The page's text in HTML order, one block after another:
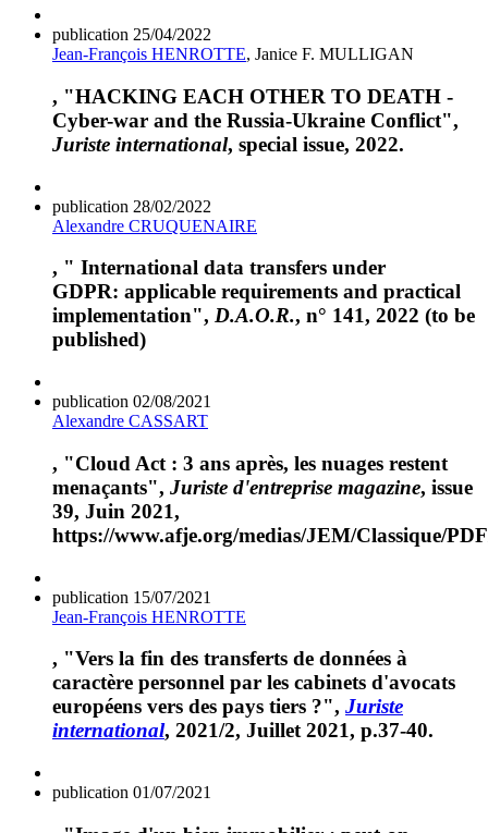
publication 25/04/2022
Jean-François HENROTTE, Janice F. MULLIGAN
, "HACKING EACH OTHER TO DEATH -
Cyber-war and the Russia-Ukraine Conflict",
Juriste international, special issue, 2022.
publication 28/02/2022
Alexandre CRUQUENAIRE
, " International data transfers under
GDPR: applicable requirements and practical
implementation", D.A.O.R., n° 141, 2022 (to be
published)
publication 02/08/2021
Alexandre CASSART
, "Cloud Act : 3 ans après, les nuages restent
menaçants", Juriste d'entreprise magazine, issue
39, Juin 2021,
https://www.afje.org/medias/JEM/Classique/
publication 15/07/2021
Jean-François HENROTTE
, "Vers la fin des transferts de données à
caractère personnel par les cabinets d'avocats
européens vers des pays tiers ?", Juriste
international, 2021/2, Juillet 2021, p.37-40.
publication 01/07/2021